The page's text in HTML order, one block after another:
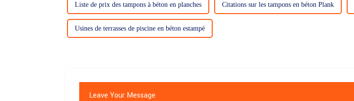
Liste de prix des tampons à béton en planches Citations sur les tampons en béton Plank
Usines de terrasses de piscine en béton estampé
Leave Your Message